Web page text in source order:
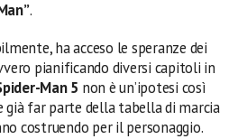
.
ha acceso le speranze dei
pianificando diversi capitoli in
Man 5 non è un’ipotesi così
già far parte della tabella di marcia
costruendo per il personaggio.